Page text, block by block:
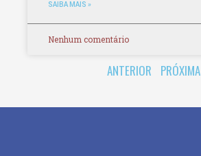
SAIBA MAIS »
Nenhum comentário
ANTERIOR PRÓXIMA